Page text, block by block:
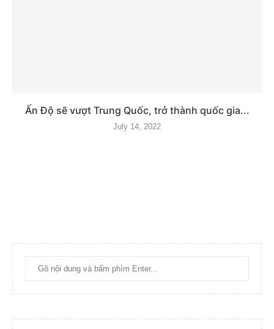
Ấn Độ sẽ vượt Trung Quốc, trở thành quốc gia...
July 14, 2022